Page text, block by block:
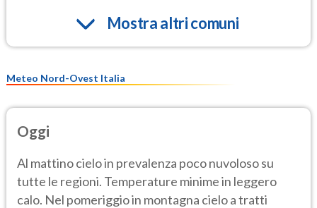
Mostra altri comuni
Meteo Nord-Ovest Italia
Oggi
Al mattino cielo in prevalenza poco nuvoloso su
tutte le regioni. Temperature minime in leggero
calo. Nel pomeriggio in montagna cielo a tratti